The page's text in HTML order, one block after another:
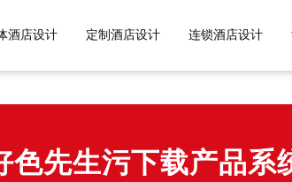
色先生TV黄APP,好色先
酒店设计 定制酒店设计 连锁酒店设计
色先生污下载产品系